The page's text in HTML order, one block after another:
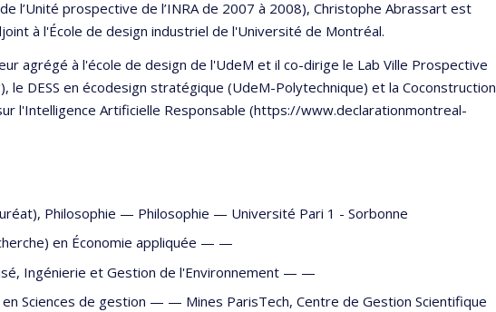
l’Unité prospective de l’INRA de 2007 à 2008), Christophe Abrassart est
à l'École de design industriel de l'Université de Montréal.
agrégé à l'école de design de l'UdeM et il co-dirige le Lab Ville Prospective
DESS en écodesign stratégique (UdeM-Polytechnique) et la Coconstruction
l'Intelligence Artificielle Responsable (https://www.declarationmontreal-
Philosophie — Philosophie — Université Pari 1 - Sorbonne
en Économie appliquée — —
Ingénierie et Gestion de l'Environnement — —
Sciences de gestion — — Mines ParisTech, Centre de Gestion Scientifique